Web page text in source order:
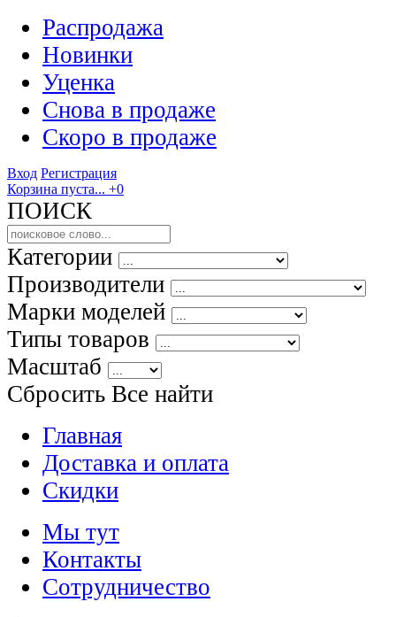
Распродажа
Новинки
Уценка
Снова в продаже
Скоро в продаже
Вход Регистрация
Корзина пуста... +0
ПОИСК
Категории
Производители
Марки моделей
Типы товаров
Масштаб
Сбросить Все найти
Главная
Доставка и оплата
Скидки
Мы тут
Контакты
Сотрудничество